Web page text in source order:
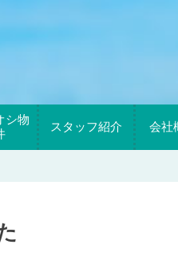
シ物
スタッフ紹介 会社